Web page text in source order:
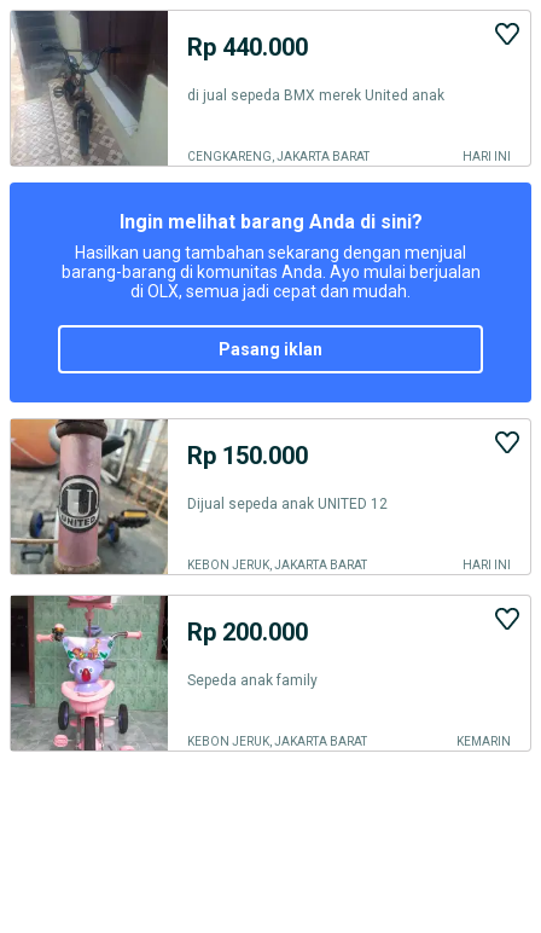
Rp 440.000
di jual sepeda BMX merek United anak
CENGKARENG, JAKARTA BARAT HARI INI
Ingin melihat barang Anda di sini?
Hasilkan uang tambahan sekarang dengan menjual
barang-barang di komunitas Anda. Ayo mulai berjualan
di OLX, semua jadi cepat dan mudah.
pasang iklan
Rp 150.000
Dijual sepeda anak UNITED 12
KEBON JERUK, JAKARTA BARAT HARI INI
Rp 200.000
Sepeda anak family
KEBON JERUK, JAKARTA BARAT KEMARIN